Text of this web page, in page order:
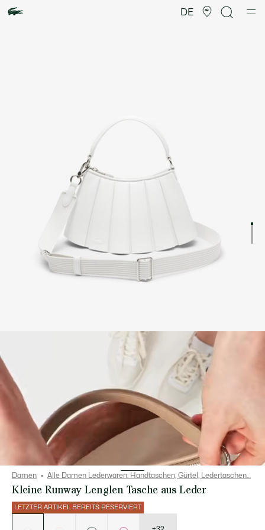
DE
Damen Alle Damen Lederwaren: Handtaschen, Gürtel, Ledertaschen…
Kleine Runway Lenglen Tasche aus Leder
LETZTER ARTIKEL BEREITS RESERVIERT